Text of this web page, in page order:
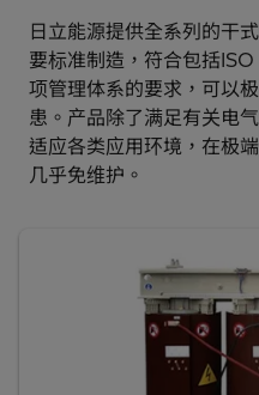
日立能源提供全系列的干
要标准制造，符合包括
项管理体系的要求，可以
患。产品除了满足有关电
适应各类应用环境，在极
几乎免维护。